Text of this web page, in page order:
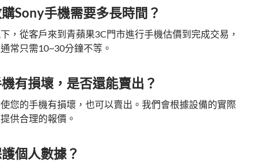
Sony手機需要多長時間？
，從客戶來到青蘋果3C門市進行手機估價到完成交易，
常只需10~30分鐘不等。
有損壞，是否還能賣出？
您的手機有損壞，也可以賣出。我們會根據設備的實際
供合理的報價。
個人數據？